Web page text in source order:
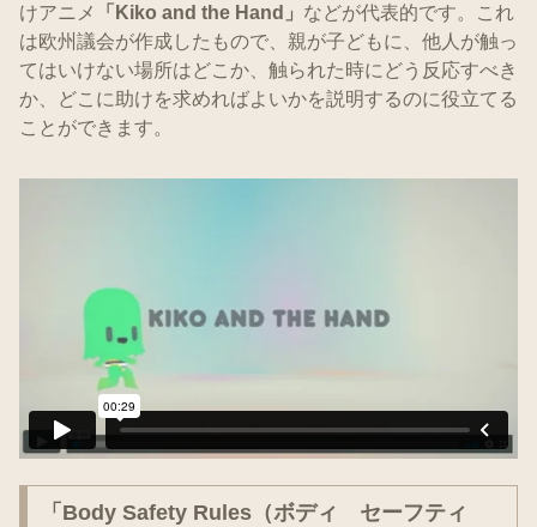
けアニメ
「Kiko and the Hand」 などが代表的です。これ
は欧州議会が作成したもので、親が子どもに、他人が触っ
てはいけない場所はどこか、触られた時にどう反応すべき
か、どこに助けを求めればよいかを説明するのに役立てる
ことができます。
「Body Safety Rules（ボディ セーフティ